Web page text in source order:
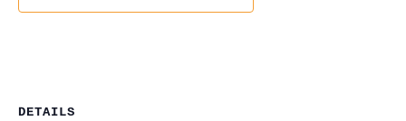
DETAILS